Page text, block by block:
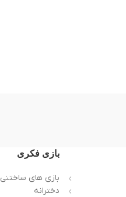
بازی فکری
بازی های ساختنی
دخترانه